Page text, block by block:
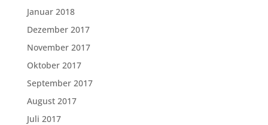
Januar 2018
Dezember 2017
November 2017
Oktober 2017
September 2017
August 2017
Juli 2017